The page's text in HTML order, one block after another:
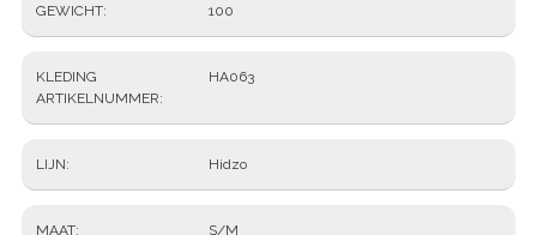
GEWICHT 100
KLEDING
ARTIKELNUMMER
HA063
LIJN Hidzo
MAAT S/M